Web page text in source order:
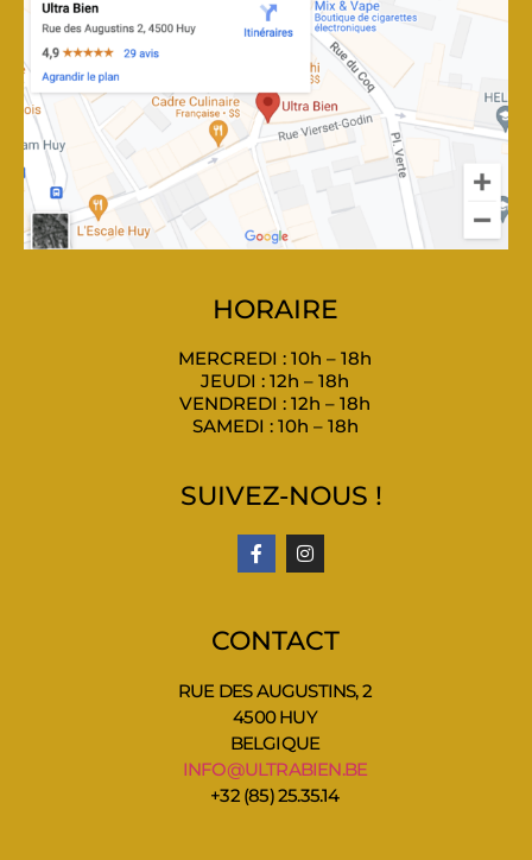
HORAIRE
MERCREDI : 10h – 18h
JEUDI : 12h – 18h
VENDREDI : 12h – 18h
SAMEDI : 10h – 18h
SUIVEZ-NOUS !
CONTACT
RUE DES AUGUSTINS, 2
4500 HUY
BELGIQUE
INFO@ULTRABIEN.BE
+32 (85) 25.35.14